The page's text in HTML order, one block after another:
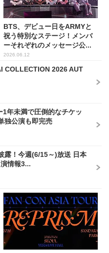
BTS、デビュー日をARMYと
祝う特別なステージ！メンバ
ーそれぞれのメッセージ公...
2026.06.12
COLLECTION 2026 AUT
1年未満で圧倒的なチケッ
独公演も即完売
露！今週(6/15～)放送 日本
情報3...